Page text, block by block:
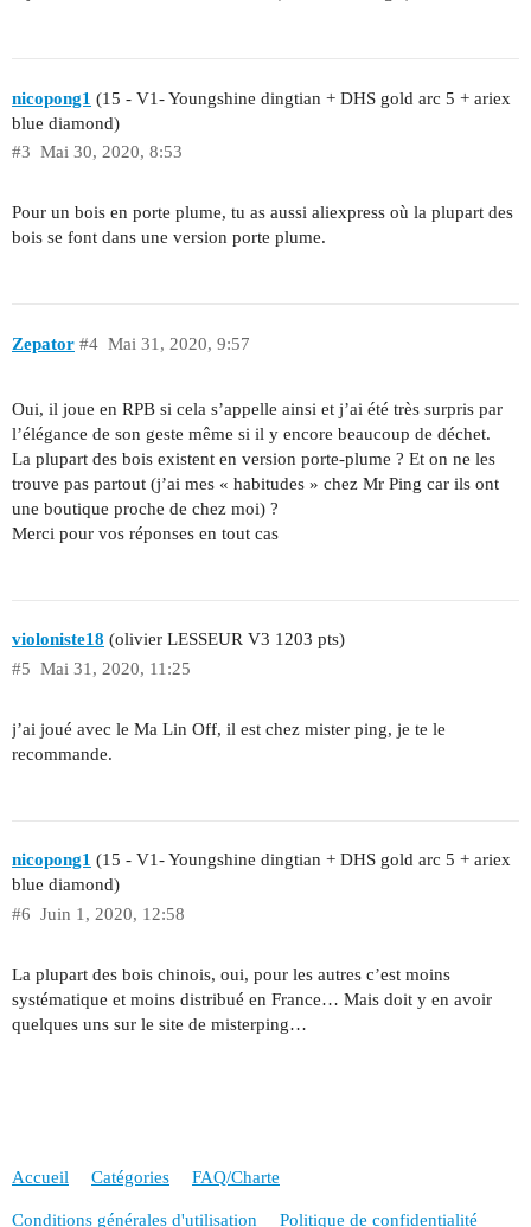
nicopong1 (15 - V1- Youngshine dingtian + DHS gold arc 5 + ariex
blue diamond)
Mai 30, 2020, 8:53
#3
Pour un bois en porte plume, tu as aussi aliexpress où la plupart des
bois se font dans une version porte plume.
Zepator Mai 31, 2020, 9:57
#4
Oui, il joue en RPB si cela s’appelle ainsi et j’ai été très surpris par
l’élégance de son geste même si il y encore beaucoup de déchet.
La plupart des bois existent en version porte-plume ? Et on ne les
trouve pas partout (j’ai mes « habitudes » chez Mr Ping car ils ont
une boutique proche de chez moi) ?
Merci pour vos réponses en tout cas
violoniste18 (olivier LESSEUR V3 1203 pts)
Mai 31, 2020, 11:25
#5
j’ai joué avec le Ma Lin Off, il est chez mister ping, je te le
recommande.
nicopong1 (15 - V1- Youngshine dingtian + DHS gold arc 5 + ariex
blue diamond)
Juin 1, 2020, 12:58
#6
La plupart des bois chinois, oui, pour les autres c’est moins
systématique et moins distribué en France… Mais doit y en avoir
quelques uns sur le site de misterping…
Accueil Catégories FAQ/Charte
Conditions générales d'utilisation Politique de confidentialité